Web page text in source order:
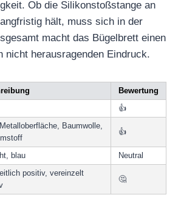
Ob die Silikonstoßstange an
hält, muss sich in der
macht das Bügelbrett einen
nicht herausragenden Eindruck.
Bewertung
👍
Baumwolle,
👍
blau Neutral
positiv, vereinzelt
🤔